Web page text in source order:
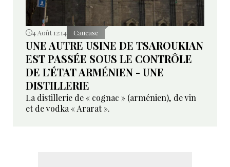
4 Août 12:14 Caucase
UNE AUTRE USINE DE TSAROUKIAN
EST PASSÉE SOUS LE CONTRÔLE
DE L’ÉTAT ARMÉNIEN - UNE
DISTILLERIE
La distillerie de « cognac » (arménien), de vin
et de vodka « Ararat ».